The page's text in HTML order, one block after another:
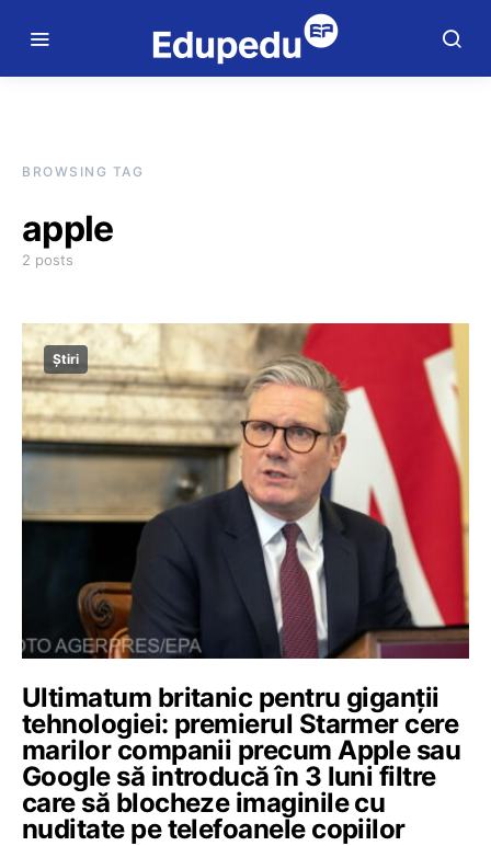
BROWSING TAG
apple
2 posts
Știri
Ultimatum britanic pentru giganții
tehnologiei: premierul Starmer cere
marilor companii precum Apple sau
Google să introducă în 3 luni filtre
care să blocheze imaginile cu
nuditate pe telefoanele copiilor